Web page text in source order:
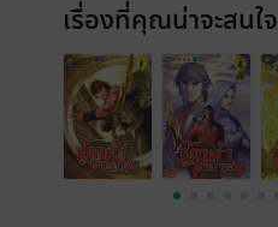
เรื่องที่คุณน่าจะสนใจ